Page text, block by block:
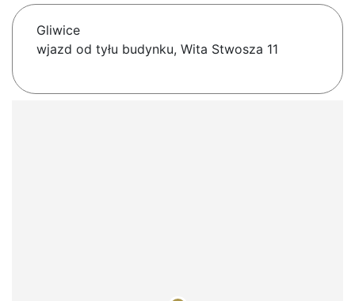
Gliwice
wjazd od tyłu budynku, Wita Stwosza 11